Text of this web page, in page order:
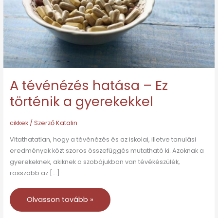
A tévénézés hatása – Ez
történik a gyerekekkel
cikkek/ SzerzőKatalin
Vitathatatlan, hogy a tévénézés és az iskolai, illetve tanulási
eredmények közt szoros összefüggés mutatható ki. Azoknak a
gyerekeknek, akiknek a szobájukban van tévékészülék,
rosszabb az […]
történik
a
gyerekekkel
Olvasson tovább »